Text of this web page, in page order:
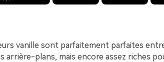
vanille sont parfaitement parfaites
arrière-plans, mais encore assez riches